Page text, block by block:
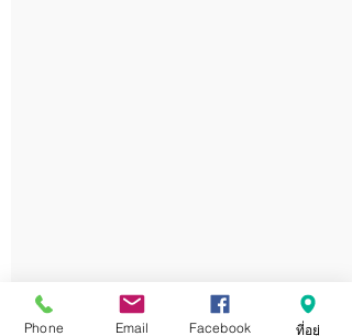
Phone Email Facebook ที่อยู่